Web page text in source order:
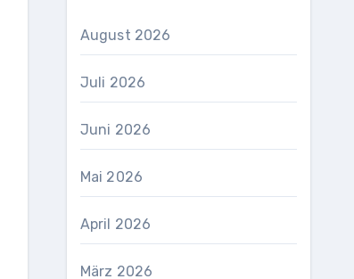
August 2026
Juli 2026
Juni 2026
Mai 2026
April 2026
März 2026